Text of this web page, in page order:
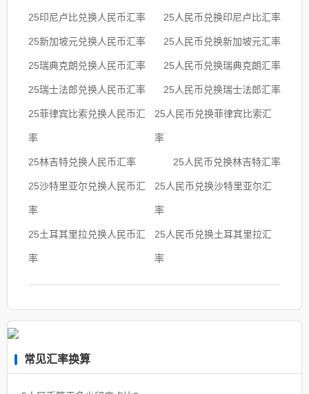
25印尼卢比兑换人民币汇率 25人民币兑换印尼卢比汇率
25新加坡元兑换人民币汇率 25人民币兑换新加坡元汇率
25瑞典克朗兑换人民币汇率 25人民币兑换瑞典克朗汇率
25瑞士法郎兑换人民币汇率 25人民币兑换瑞士法郎汇率
25菲律宾比索兑换人民币汇
率
25人民币兑换菲律宾比索汇
率
25林吉特兑换人民币汇率 25人民币兑换林吉特汇率
25沙特里亚尔兑换人民币汇
率
25人民币兑换沙特里亚尔汇
率
25土耳其里拉兑换人民币汇
率
25人民币兑换土耳其里拉汇
率
常见汇率换算